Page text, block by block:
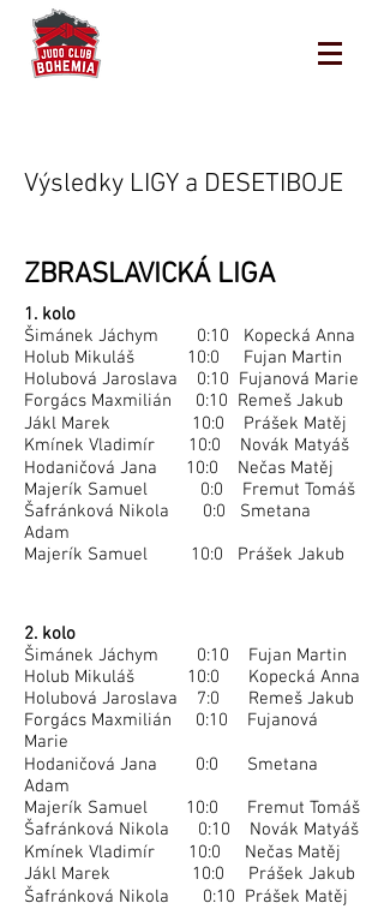
Výsledky LIGY a DESETIBOJE
1. kolo
Šimánek Jáchym 0:10 Kopecká Anna
Holub Mikuláš 10:0 Fujan Martin
Holubová Jaroslava 0:10 Fujanová Marie
Forgács Maxmilián 0:10 Remeš Jakub
Jákl Marek 10:0 Prášek Matěj
Kmínek Vladimír 10:0 Novák Matyáš
Hodaničová Jana 10:0 Nečas Matěj
Majerík Samuel 0:0 Fremut Tomáš
Šafránková Nikola 0:0 Smetana
Adam
Majerík Samuel 10:0 Prášek Jakub
ZBRASLAVICKÁ LIGA
2. kolo
Šimánek Jáchym 0:10 Fujan Martin
Holub Mikuláš 10:0 Kopecká Anna
Holubová Jaroslava 7:0 Remeš Jakub
Forgács Maxmilián 0:10 Fujanová
Marie
Hodaničová Jana 0:0 Smetana
Adam
Majerík Samuel 10:0 Fremut Tomáš
Šafránková Nikola 0:10 Novák Matyáš
Kmínek Vladimír 10:0 Nečas Matěj
Jákl Marek 10:0 Prášek Jakub
Šafránková Nikola 0:10 Prášek Matěj